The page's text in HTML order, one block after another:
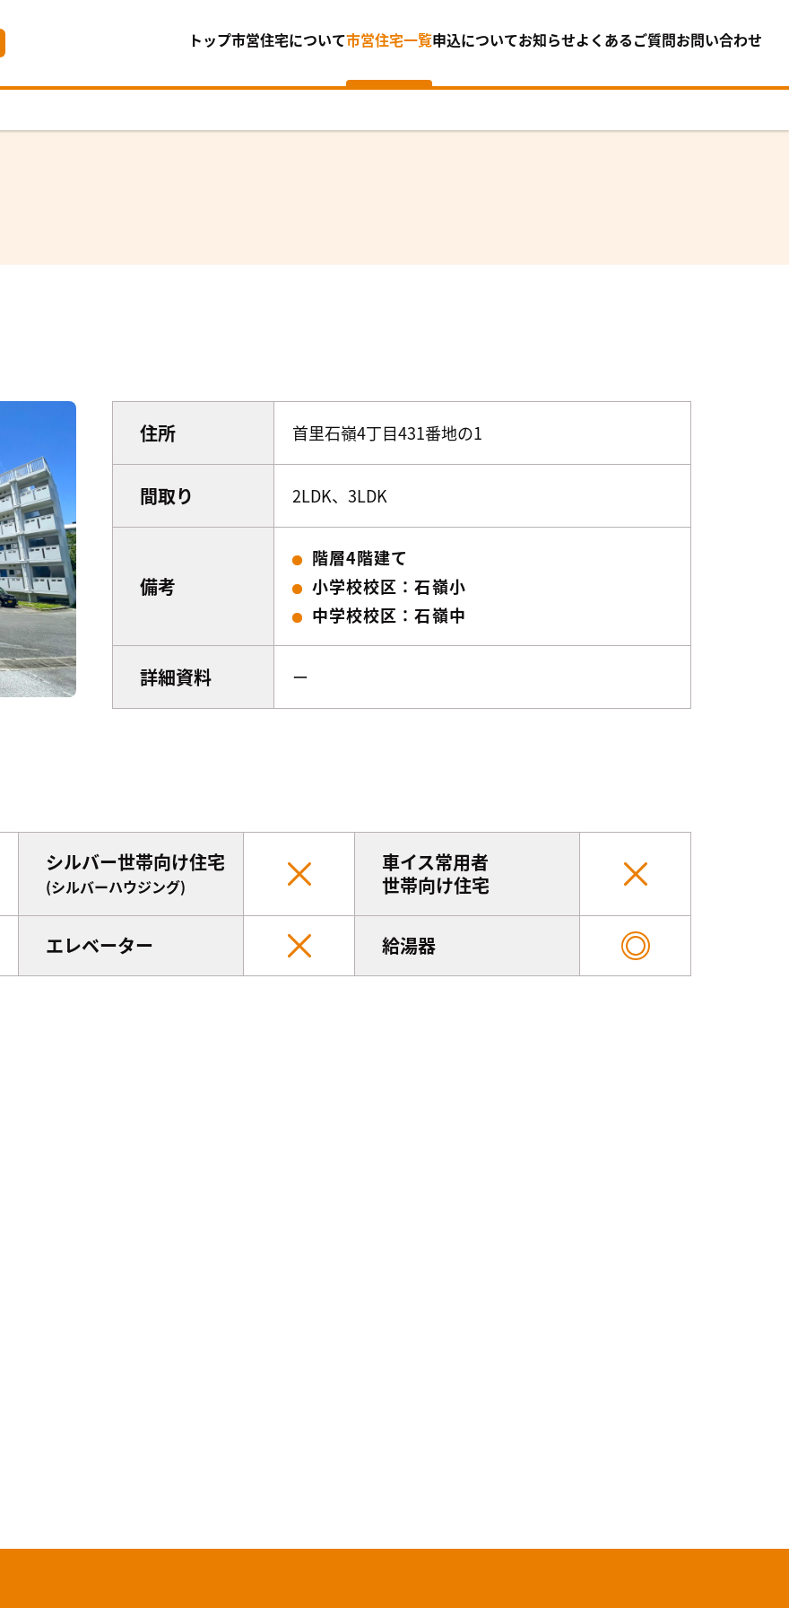
トップ市営住宅について市営住宅一覧申込についてお知らせよくあるご質問お問い合わせ
住所 首里石嶺4丁目431番地の1
間取り 2LDK、3LDK
備考
階層4階建て
小学校校区：石嶺小
中学校校区：石嶺中
詳細資料 ー
シルバー世帯向け住宅
(シルバーハウジング)
車イス常用者
世帯向け住宅
エレベーター 給湯器